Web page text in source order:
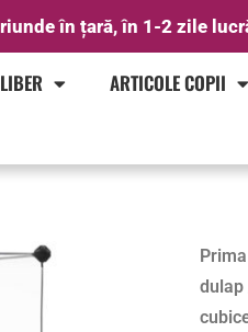
în țară, în 1-2 zile
ARTICOLE COPII
dulap